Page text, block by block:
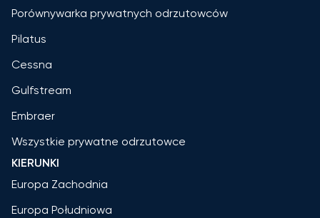
Porównywarka prywatnych odrzutowców
Pilatus
Cessna
Gulfstream
Embraer
Wszystkie prywatne odrzutowce
KIERUNKI
Europa Zachodnia
Europa Południowa